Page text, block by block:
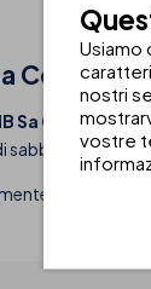
Coma,
Sa Coma Platja
sabbia bianca,
sul nostro
Usiamo
nostri
vostre